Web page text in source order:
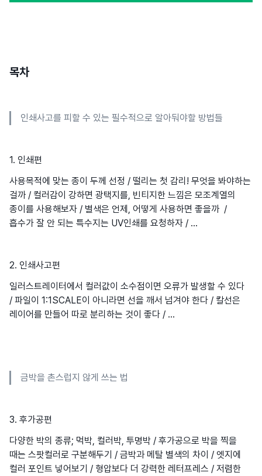
목차
인쇄사고를 피할 수 있는 필수적으로 알아둬야할 방법들
1. 인쇄편
사용목적에 맞는 종이 두께 선정 / 떨리는 첫 감리! 무엇을 봐야하는
걸까 / 컬러감이 강하면 광택지를, 빈티지한 느낌은 모조계열의
종이를 사용해보자 / 별색은 언제, 어떻게 사용하면 좋을까 /
흡수가 잘 안 되는 특수지는 UV인쇄를 요청하자 / ...
2. 인쇄사고편
일러스트레이터에서 컬러값이 소수점이면 오류가 발생할 수 있다
/ 파일이 1:1SCALE이 아니라면 선을 깨서 넘겨야 한다 / 칼선은
레이어를 만들어 따로 분리하는 것이 좋다 / ...
금박을 촌스럽지 않게 쓰는 법
3. 후가공편
다양한 박의 종류; 먹박, 컬러박, 투명박 / 후가공으로 박을 찍을
때는 스팟컬러로 구분해두기 / 금박과 메탈 별색의 차이 / 엣지에
컬러 포인트 넣어보기 / 형압보다 더 강력한 레터프레스 / 저렴한